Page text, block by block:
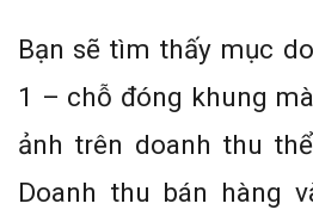
Bạn sẽ tìm thấy mục
1 – chỗ đóng khung
ảnh trên doanh thu
Doanh thu bán hàng